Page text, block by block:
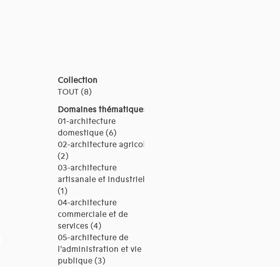
Collection
TOUT (8)
Domaines thématiques
01-architecture
domestique (6)
02-architecture agricole
(2)
03-architecture
artisanale et industrielle
(1)
04-architecture
commerciale et de
services (4)
05-architecture de
l'administration et vie
publique (3)